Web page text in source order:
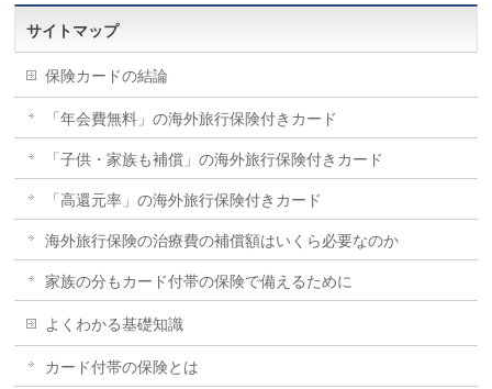
サイトマップ
保険カードの結論
「年会費無料」の海外旅行保険付きカード
「子供・家族も補償」の海外旅行保険付きカード
「高還元率」の海外旅行保険付きカード
海外旅行保険の治療費の補償額はいくら必要なのか
家族の分もカード付帯の保険で備えるために
よくわかる基礎知識
カード付帯の保険とは